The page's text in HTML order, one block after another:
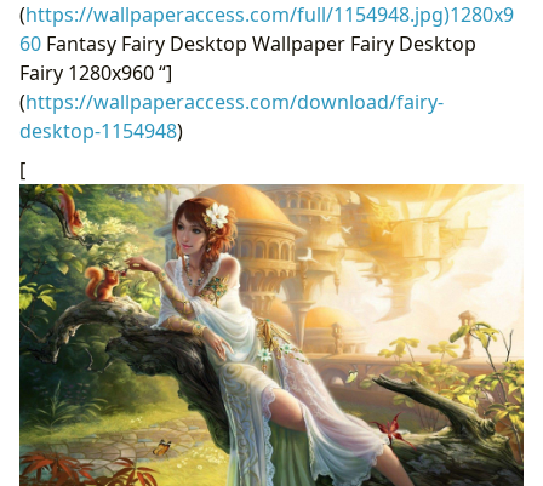
(https://wallpaperaccess.com/full/1154948.jpg)1280x9
60 Fantasy Fairy Desktop Wallpaper Fairy Desktop
Fairy 1280x960 “]
(https://wallpaperaccess.com/download/fairy-
desktop-1154948)
[